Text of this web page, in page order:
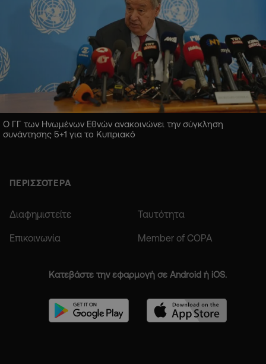
Ο ΓΓ των Ηνωμένων Εθνών ανακοινώνει την σύγκληση
συνάντησης 5+1 για το Κυπριακό
ΠΕΡΙΣΣΟΤΕΡΑ
Διαφημιστείτε Ταυτότητα
Επικοινωνία Member of COPA
Κατεβάστε την εφαρμογή σε Android ή iOS.